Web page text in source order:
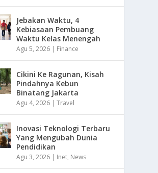
Jebakan Waktu, 4
Kebiasaan Pembuang
Waktu Kelas Menengah
Agu 5, 2026 | Finance
Cikini Ke Ragunan, Kisah
Pindahnya Kebun
Binatang Jakarta
Agu 4, 2026 |Travel
Inovasi Teknologi Terbaru
Yang Mengubah Dunia
Pendidikan
Agu 3, 2026 | Inet, News